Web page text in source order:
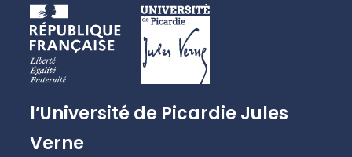
l’Université de Picardie Jules
Verne